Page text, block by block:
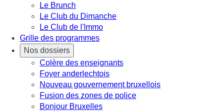
Le Brunch
Le Club du Dimanche
Le Club de l'Immo
Grille des programmes
Nos dossiers
Colère des enseignants
Foyer anderlechtois
Nouveau gouvernement bruxellois
Fusion des zones de police
Bonjour Bruxelles